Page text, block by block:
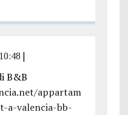
B&B
appartam
a-valencia-bb-